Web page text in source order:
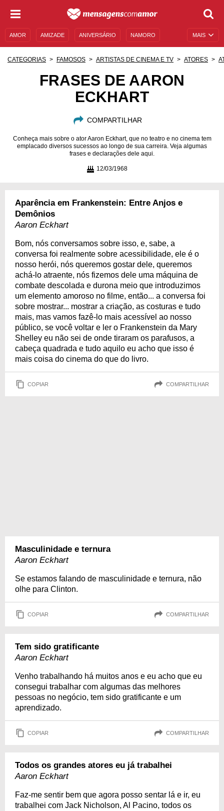
MAIS
AMOR AMIZADE ANIVERSÁRIO NAMORO
MENSAGENS DE ANIVERSÁRIO
CATEGORIAS FAMOSOS ARTISTAS DE CINEMA E TV ATORES
FRASES DE AARON
ECKHART
COMPARTILHAR
Conheça mais sobre o ator Aaron Eckhart, que no teatro e no cinema tem
emplacado diversos sucessos ao longo de sua carreira. Veja algumas
frases e declarações dele aqui.
12/03/1968
Aparência em Frankenstein: Entre Anjos e
Demônios
Aaron Eckhart
Bom, nós conversamos sobre isso, e, sabe, a
conversa foi realmente sobre acessibilidade, ele é o
nosso herói, nós queremos gostar dele, queremos
achá-lo atraente, nós fizemos dele uma máquina de
combate descolada e durona meio que introduzimos
um elemento amoroso no filme, então... a conversa foi
sobre mostrar... mostrar a criação, as costuras e tudo
mais, mas vamos fazê-lo mais acessível ao nosso
público, se você voltar e ler o Frankenstein da Mary
Shelley eu não sei de onde tiraram os parafusos, a
cabeça quadrada e tudo aquilo eu acho que isso é
mais coisa do cinema do que do livro.
COPIAR COMPARTILHAR
Masculinidade e ternura
Aaron Eckhart
Se estamos falando de masculinidade e ternura, não
olhe para Clinton.
COPIAR COMPARTILHAR
Tem sido gratificante
Aaron Eckhart
Venho trabalhando há muitos anos e eu acho que eu
consegui trabalhar com algumas das melhores
pessoas no negócio, tem sido gratificante e um
aprendizado.
COPIAR COMPARTILHAR
Todos os grandes atores eu já trabalhei
Aaron Eckhart
Faz-me sentir bem que agora posso sentar lá e ir, eu
trabalhei com Jack Nicholson, Al Pacino, todos os